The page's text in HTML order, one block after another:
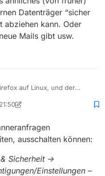
Datenträger “sicher
abziehen kann. Oder
Mails gibt usw.
auf Linux, und der
bei gewissen events in der
werden. Ich nehme an,
ich sowas ähnliches
2. Sept. 2020, 22:53
ausschalten können:
Sicherheit ->
Einstellungen –